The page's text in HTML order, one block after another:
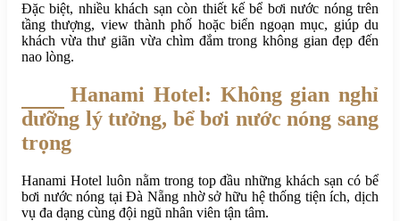
Đặc biệt, nhiều khách sạn còn thiết kế bể bơi nước nóng trên
tầng thượng, view thành phố hoặc biển ngoạn mục, giúp du
khách vừa thư giãn vừa chìm đắm trong không gian đẹp đến
nao lòng.
Hanami Hotel: Không gian nghỉ
dưỡng lý tưởng, bể bơi nước nóng sang
trọng
Hanami Hotel luôn nằm trong top đầu những khách sạn có bể
bơi nước nóng tại Đà Nẵng nhờ sở hữu hệ thống tiện ích, dịch
vụ đa dạng cùng đội ngũ nhân viên tận tâm.